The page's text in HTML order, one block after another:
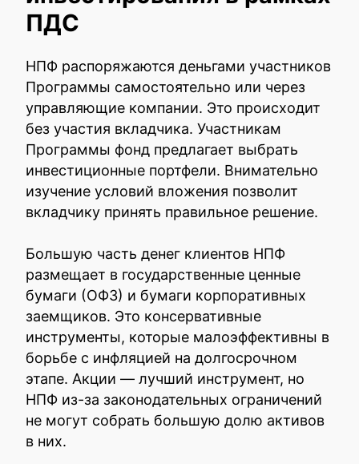
ПДС
НПФ распоряжаются деньгами участников
Программы самостоятельно или через
управляющие компании. Это происходит
без участия вкладчика. Участникам
Программы фонд предлагает выбрать
инвестиционные портфели. Внимательно
изучение условий вложения позволит
вкладчику принять правильное решение.
Большую часть денег клиентов НПФ
размещает в государственные ценные
бумаги (ОФЗ) и бумаги корпоративных
заемщиков. Это консервативные
инструменты, которые малоэффективны в
борьбе с инфляцией на долгосрочном
этапе. Акции — лучший инструмент, но
НПФ из-за законодательных ограничений
не могут собрать большую долю активов
в них.